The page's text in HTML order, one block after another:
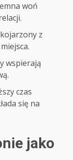
woń
z
wspierają
czas
się na
jako